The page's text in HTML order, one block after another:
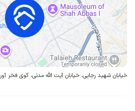
خیابان شهید رجایی، خیابان آیت الله مدنی، کوی فخر آور